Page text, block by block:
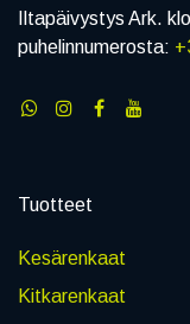
Iltapäivystys Ark.
puhelinnumerosta:
Tuotteet
Kesärenkaat
Kitkarenkaat